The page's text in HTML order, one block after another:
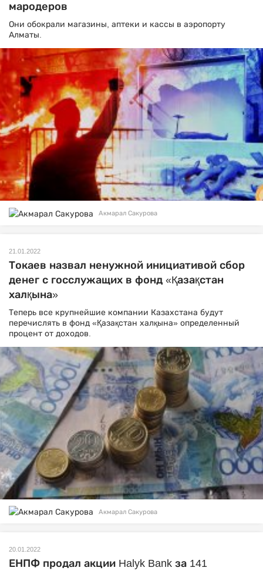
мародеров
Они обокрали магазины, аптеки и кассы в аэропорту
Алматы.
Акмарал Сакурова
21.01.2022
Токаев назвал ненужной инициативой сбор
денег с госслужащих в фонд «Қазақстан
халқына»
Теперь все крупнейшие компании Казахстана будут
перечислять в фонд «Қазақстан халқына» определенный
процент от доходов.
Акмарал Сакурова
20.01.2022
ЕНПФ продал акции Halyk Bank за 141